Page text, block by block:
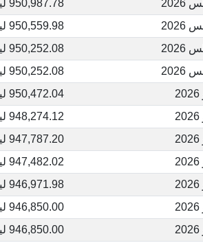
950,987.78 ليرة تركية
950,559.98 ليرة تركية
950,252.08 ليرة تركية
950,252.08 ليرة تركية
950,472.04 ليرة تركية
948,274.12 ليرة تركية
947,787.20 ليرة تركية
947,482.02 ليرة تركية
946,971.98 ليرة تركية
946,850.00 ليرة تركية
946,850.00 ليرة تركية